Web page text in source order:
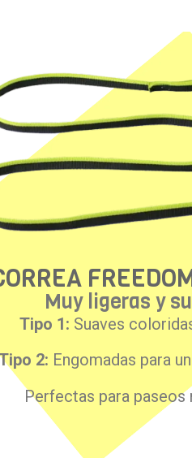
Muy ligeras y
Tipo 1: Suaves
2: Engomadas para
Perfectas para paseos